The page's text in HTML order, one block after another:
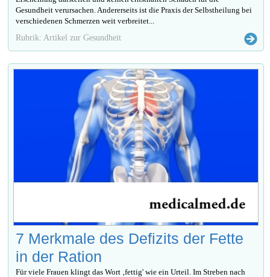
Gesundheit verursachen. Andererseits ist die Praxis der Selbstheilung bei
verschiedenen Schmerzen weit verbreitet...
Rubrik: Artikel zur Gesundheit
7 Merkmale des Defizits der Fette
in der Ration
Für viele Frauen klingt das Wort ‚fettig' wie ein Urteil. Im Streben nach